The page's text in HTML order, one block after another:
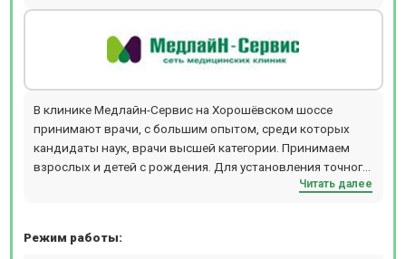
В клинике Медлайн-Сервис на Хорошёвском шоссе
принимают врачи, с большим опытом, среди которых
кандидаты наук, врачи высшей категории. Принимаем
взрослых и детей с рождения. Для установления точного
диагноза есть возможность пройти диагностику: УЗИ, ДС
мониторирование АД, Суточное ЭКГ мониторирование
Читать далее
Режим работы: